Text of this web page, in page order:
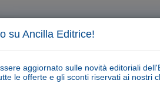
su Ancilla Editrice!
aggiornato sulle novità editoriali
le offerte e gli sconti riservati ai nostri